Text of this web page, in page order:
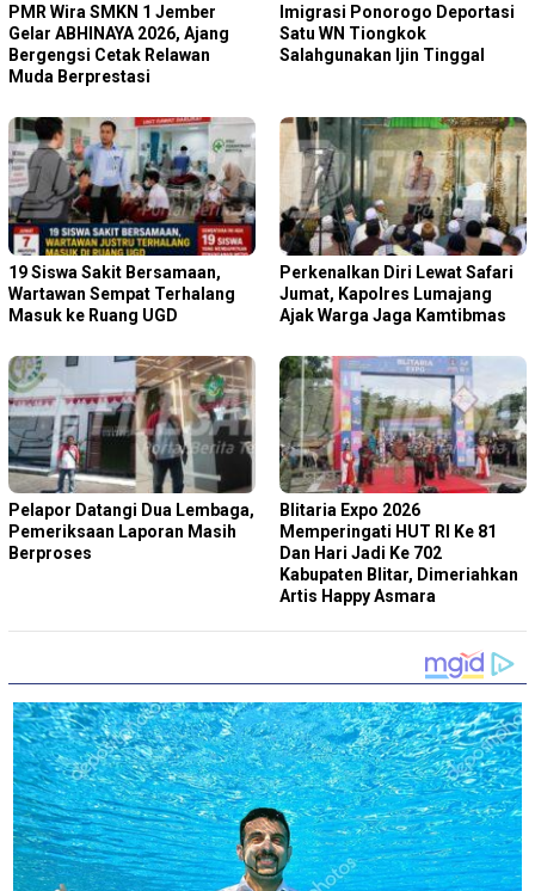
PMR Wira SMKN 1 Jember
Gelar ABHINAYA 2026, Ajang
Bergengsi Cetak Relawan
Muda Berprestasi
Imigrasi Ponorogo Deportasi
Satu WN Tiongkok
Salahgunakan Ijin Tinggal
19 Siswa Sakit Bersamaan,
Wartawan Sempat Terhalang
Masuk ke Ruang UGD
Perkenalkan Diri Lewat Safari
Jumat, Kapolres Lumajang
Ajak Warga Jaga Kamtibmas
Pelapor Datangi Dua Lembaga,
Pemeriksaan Laporan Masih
Berproses
Blitaria Expo 2026
Memperingati HUT RI Ke 81
Dan Hari Jadi Ke 702
Kabupaten Blitar, Dimeriahkan
Artis Happy Asmara